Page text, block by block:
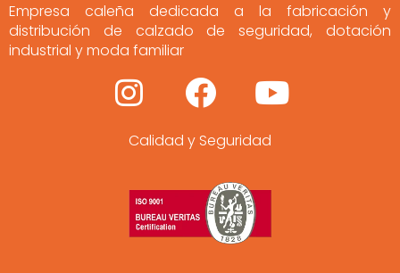
Empresa caleña dedicada a la fabricación y
distribución de calzado de seguridad, dotación
industrial y moda familiar
I
n
s
t
a
g
F
a
c
e
b
o
Y
o
u
t
b
Calidad y Seguridad